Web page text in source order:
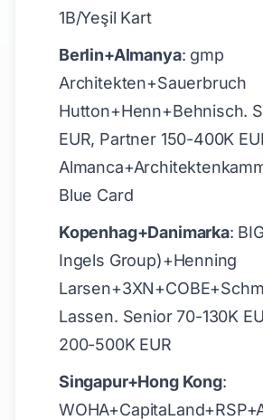
1B/Yeşil Kart
Berlin+Almanya: gmp
Architekten+Sauerbruch
Hutton+Henn+Behnisch.
EUR, Partner 150-400K
Blue Card
Kopenhag+Danimarka:
Ingels Group)+Henning
Lassen. Senior 70-130K
200-500K EUR
Singapur+Hong Kong: